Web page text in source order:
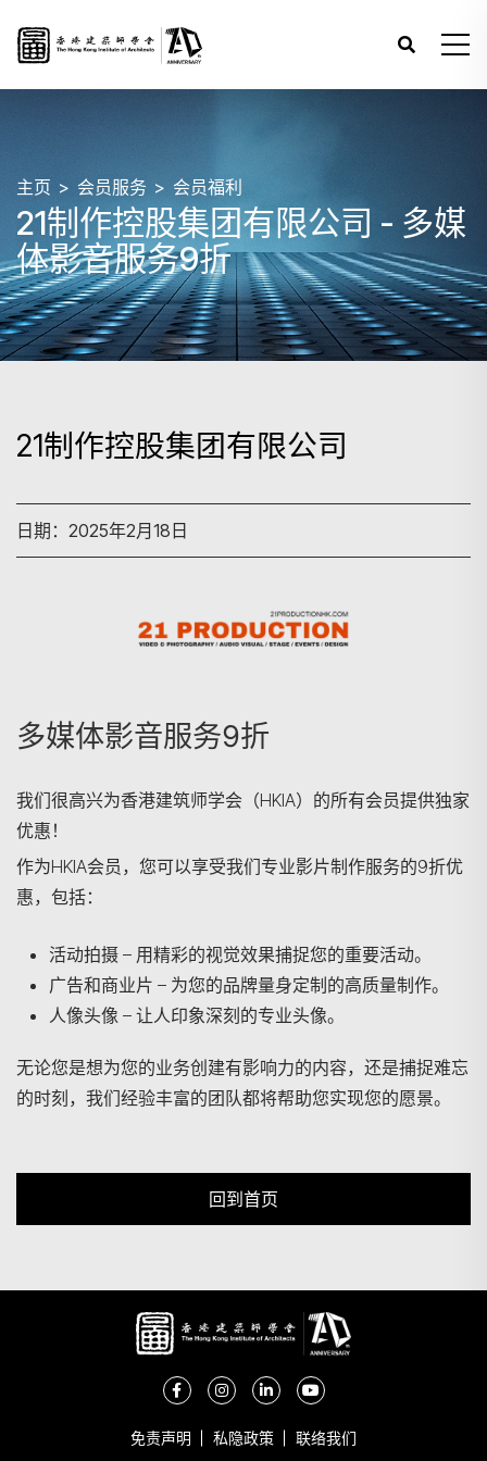
主页 会员服务 会员福利
21制作控股集团有限公司 - 多媒
体影音服务9折
21制作控股集团有限公司
日期：2025年2月18日
多媒体影音服务9折
我们很高兴为香港建筑师学会（HKIA）的所有会员提供独家
优惠！
作为HKIA会员，您可以享受我们专业影片制作服务的9折优
惠，包括：
活动拍摄 – 用精彩的视觉效果捕捉您的重要活动。
广告和商业片 – 为您的品牌量身定制的高质量制作。
人像头像 – 让人印象深刻的专业头像。
无论您是想为您的业务创建有影响力的内容，还是捕捉难忘
的时刻，我们经验丰富的团队都将帮助您实现您的愿景。
回到首页
免责声明 私隐政策 联络我们